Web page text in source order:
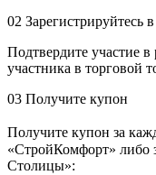
02 Зарегистрируйтесь
Подтвердите участие
участника в торговой
03 Получите купон
Получите купон за
«СтройКомфорт» либо
Столицы»: